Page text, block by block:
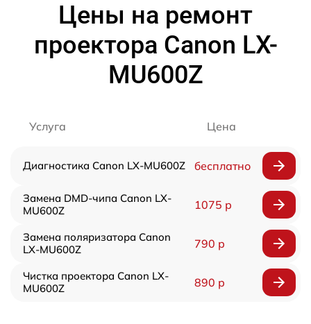
Цены на ремонт
проектора Canon LX-
MU600Z
Услуга Цена
Диагностика Canon LX-MU600Z бесплатно
Замена DMD-чипа Canon LX-
MU600Z
1075 р
Замена поляризатора Canon
LX-MU600Z
790 р
Чистка проектора Canon LX-
MU600Z
890 р